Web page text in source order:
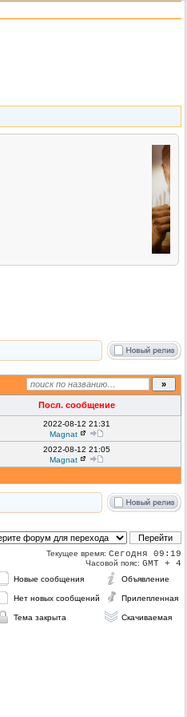
Посл. сообщение
2022-08-12 21:31
Magnat
2022-08-12 21:05
Magnat
Текущее время: Сегодня 09:19
Часовой пояс: GMT + 4
Новые сообщения Объявление
Нет новых сообщений Прилепленная
Тема закрыта Скачиваемая